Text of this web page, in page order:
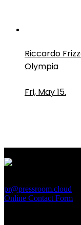
Riccardo
Olympia
Fri, May 15.
pr@pressroom.cloud
Online Contact Form